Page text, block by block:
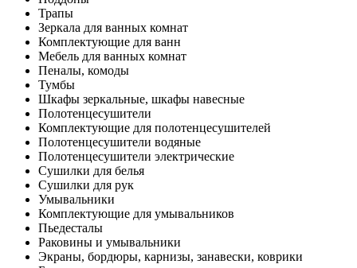
Трапы
Зеркала для ванных комнат
Комплектующие для ванн
Мебель для ванных комнат
Пеналы, комоды
Тумбы
Шкафы зеркальные, шкафы навесные
Полотенцесушители
Комплектующие для полотенцесушителей
Полотенцесушители водяные
Полотенцесушители электрические
Сушилки для белья
Сушилки для рук
Умывальники
Комплектующие для умывальников
Пьедесталы
Раковины и умывальники
Экраны, бордюры, карнизы, занавески, коврики